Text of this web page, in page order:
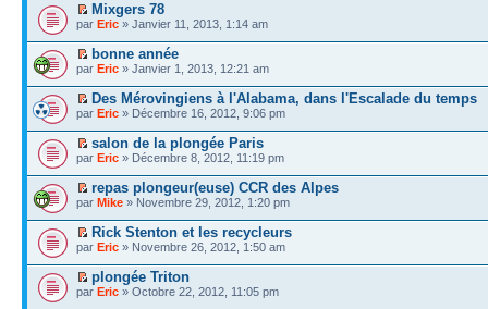
Mixgers 78
par Eric » Janvier 11, 2013, 1:14 am
bonne année
par Eric » Janvier 1, 2013, 12:21 am
Des Mérovingiens à l'Alabama, dans l'Escalade du temps
par Eric » Décembre 16, 2012, 9:06 pm
salon de la plongée Paris
par Eric » Décembre 8, 2012, 11:19 pm
repas plongeur(euse) CCR des Alpes
par Mike » Novembre 29, 2012, 1:20 pm
Rick Stenton et les recycleurs
par Eric » Novembre 26, 2012, 1:50 am
plongée Triton
par Eric » Octobre 22, 2012, 11:05 pm